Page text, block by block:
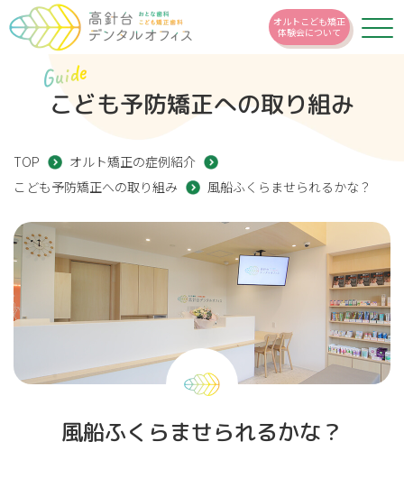
オルトこども矯正
体験会について
Guide
こども予防矯正への取り組み
TOP
オルト矯正の症例紹介
こども予防矯正への取り組み
風船ふくらませられるかな？
風船ふくらませられるかな？